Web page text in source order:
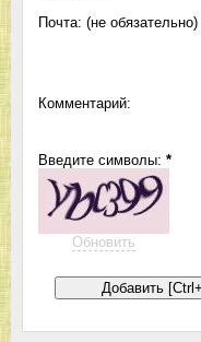
Почта: (не обязательно)
Комментарий:
Введите символы: *
Обновить